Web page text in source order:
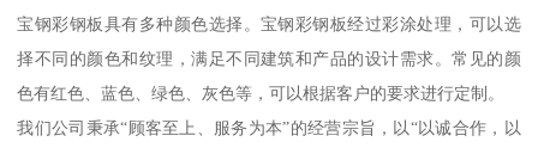
宝钢彩钢板具有多种颜色选择。宝钢彩钢板经过彩涂处理，可以选
择不同的颜色和纹理，满足不同建筑和产品的设计需求。常见的颜
色有红色、蓝色、绿色、灰色等，可以根据客户的要求进行定制。
我们公司秉承“顾客至上、服务为本”的经营宗旨，以“以诚合作，以